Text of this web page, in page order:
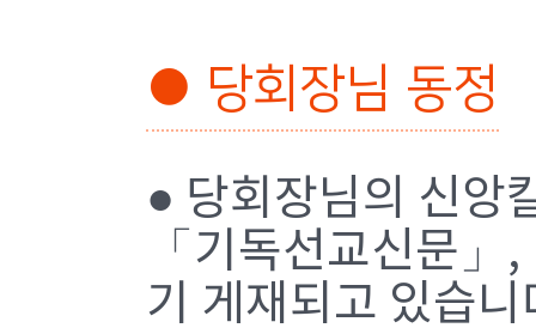
● 당회장님 동정
● 당회장님의 신앙
「기독선교신문
기 게재되고 있습니